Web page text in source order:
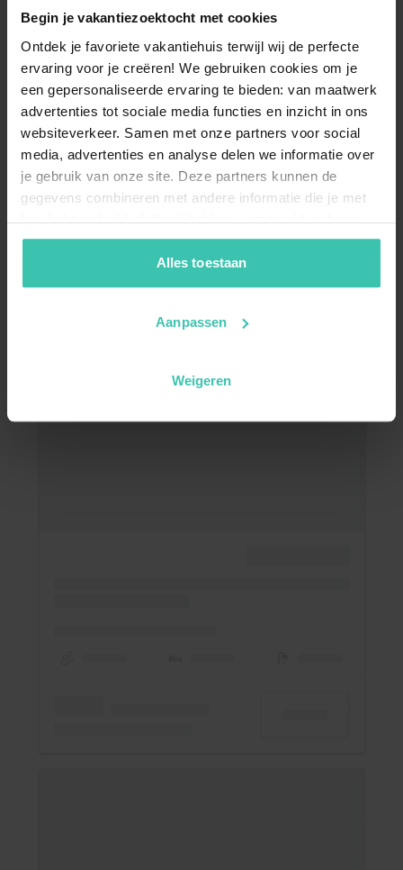
Begin je vakantiezoektocht met cookies
Ontdek je favoriete vakantiehuis terwijl wij de perfecte
ervaring voor je creëren! We gebruiken cookies om je
een gepersonaliseerde ervaring te bieden: van maatwerk
advertenties tot sociale media functies en inzicht in ons
websiteverkeer. Samen met onze partners voor social
media, advertenties en analyse delen we informatie over
je gebruik van onze site. Deze partners kunnen de
gegevens combineren met andere informatie die je met
hen hebt gedeeld of die zij hebben verzameld op basis
van je gebruik van hun diensten. Zo zorgen we ervoor dat
jouw vakantiezoektocht soepel en op maat verloopt!
Alles toestaan
Aanpassen
Weigeren